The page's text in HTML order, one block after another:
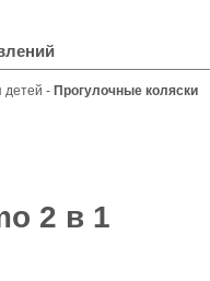
детей - Прогулочные коляски
2 в 1